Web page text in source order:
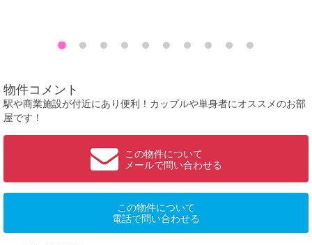
物件コメント
駅や商業施設が付近にあり便利！カップルや単身者にオススメのお部
屋です！
この物件について
メールで問い合わせる
この物件について
電話で問い合わせる